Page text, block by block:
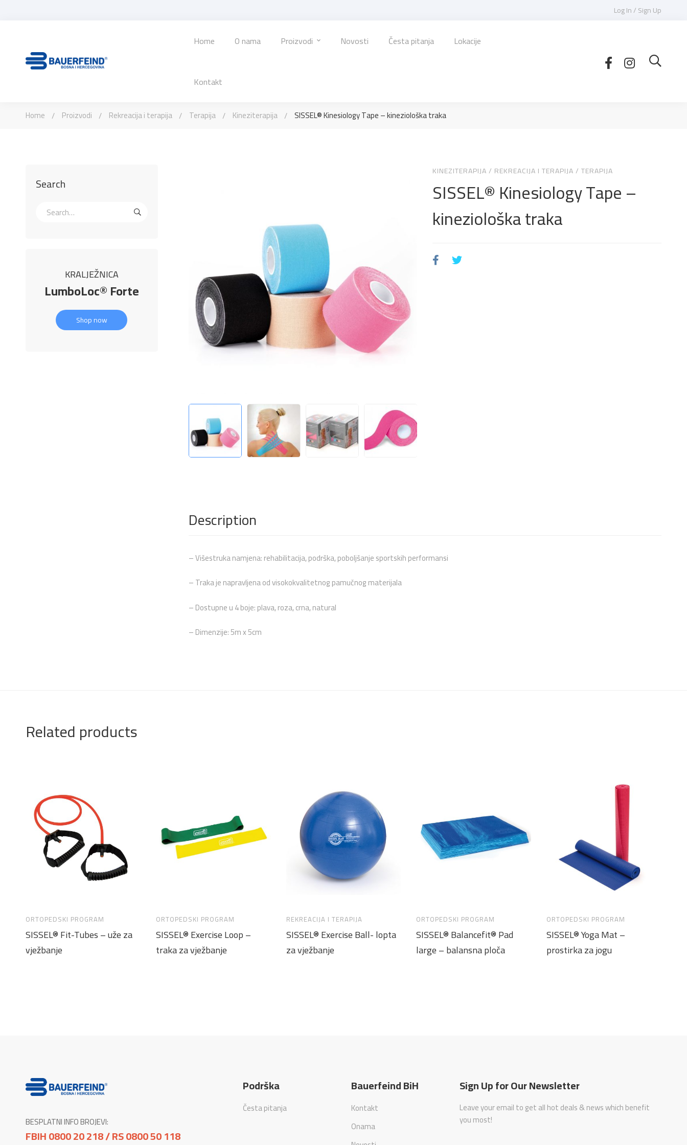
Log In / Sign Up
Home O nama Proizvodi Novosti Česta pitanja Lokacije
Kontakt
Home Proizvodi Rekreacija i terapija Terapija Kineziterapija SISSEL® Kinesiology Tape – kineziološka traka
Search
KRALJEŽNICA
LumboLoc® Forte
Shop now
KINEZITERAPIJA/ REKREACIJA I TERAPIJA/TERAPIJA
SISSEL® Kinesiology Tape –
kineziološka traka
Description
– Višestruka namjena: rehabilitacija, podrška, poboljšanje sportskih performansi
– Traka je napravljena od visokokvalitetnog pamučnog materijala
– Dostupne u 4 boje: plava, roza, crna, natural
– Dimenzije: 5m x 5cm
Related products
ORTOPEDSKI PROGRAM
SISSEL® Fit-Tubes – uže za
vježbanje
ORTOPEDSKI PROGRAM
SISSEL® Exercise Loop –
traka za vježbanje
REKREACIJA I TERAPIJA
SISSEL® Exercise Ball- lopta
za vježbanje
ORTOPEDSKI PROGRAM
SISSEL® Balancefit® Pad
large – balansna ploča
ORTOPEDSKI PROGRAM
SISSEL® Yoga Mat –
prostirka za jogu
BESPLATNI INFO BROJEVI:
FBIH 0800 20 218 / RS 0800 50 118
Podrška
Česta pitanja
Bauerfeind BiH
Kontakt
Onama
Sign Up for Our Newsletter
Leave your email to get all hot deals & news which benefit
you most!